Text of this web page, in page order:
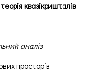
квазікришталів
аналіз
просторів